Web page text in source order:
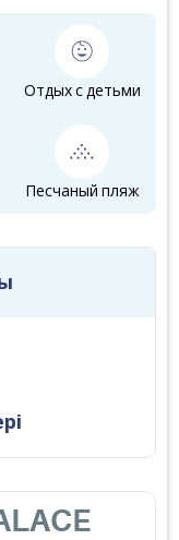
Отдых с детьми
Песчаный пляж